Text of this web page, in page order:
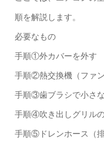
順を解説します。
必要なもの
手順①外カバーを外す
手順②熱交換機（ファ
手順③歯ブラシで小さ
手順④吹き出しグリル
手順⑤ドレンホース（